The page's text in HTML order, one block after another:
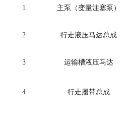
1 主泵（变量注塞泵）
2 行走液压马达总成
3 运输槽液压马达
4 行走履带总成